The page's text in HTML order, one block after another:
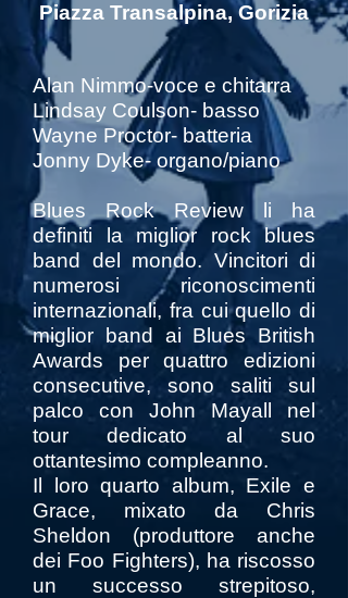
Piazza Transalpina, Gorizia
Alan Nimmo-voce e chitarra
Lindsay Coulson- basso
Wayne Proctor- batteria
Jonny Dyke- organo/piano
Blues Rock Review li ha
definiti la miglior rock blues
band del mondo. Vincitori di
numerosi riconoscimenti
internazionali, fra cui quello di
miglior band ai Blues British
Awards per quattro edizioni
consecutive, sono saliti sul
palco con John Mayall nel
tour dedicato al suo
ottantesimo compleanno.
Il loro quarto album, Exile e
Grace, mixato da Chris
Sheldon (produttore anche
dei Foo Fighters), ha riscosso
un successo strepitoso,